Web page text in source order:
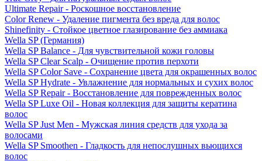
Ultimate Repair - Роскошное восстановление
Color Renew - Удаление пигмента без вреда для волос
Shinefinity - Стойкое цветное глазирование без аммиака
Wella SP (Германия)
Wella SP Balance - Для чувствительной кожи головы
Wella SP Clear Scalp - Очищение против перхоти
Wella SP Color Save - Сохранение цвета для окрашенных волос
Wella SP Hydrate - Увлажнение для нормальных и сухих волос
Wella SP Repair - Восстановление для поврежденных волос
Wella SP Luxe Oil - Новая коллекция для защиты кератина
волос
Wella SP Just Men - Мужская линия средств для ухода за
волосами
Wella SP Smoothen - Гладкость для непослушных вьющихся
волос